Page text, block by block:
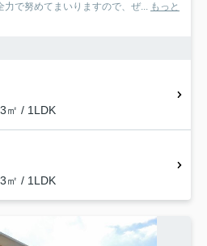
力で努めてまいりますので、ぜ... もっと
㎡ / 1LDK
㎡ / 1LDK